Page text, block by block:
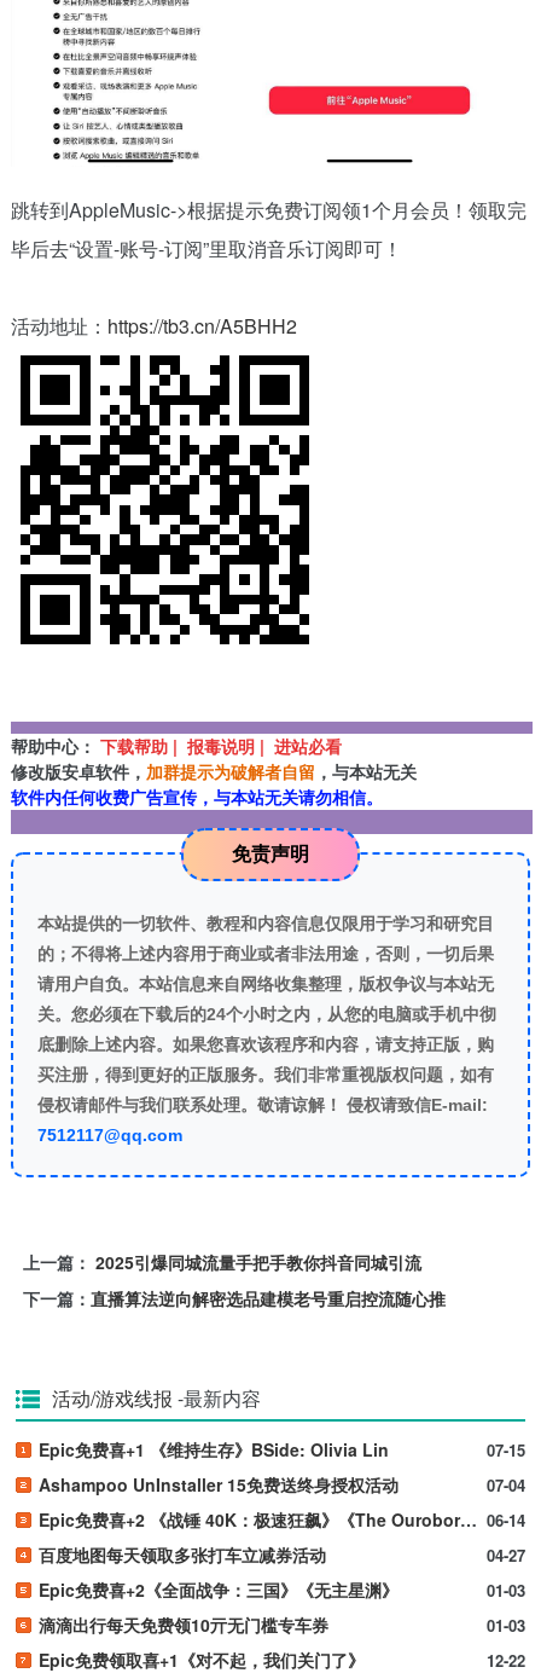
跳转到AppleMusic->根据提示免费订阅领1个月会员！领取完
毕后去“设置-账号-订阅”里取消音乐订阅即可！
活动地址： https://tb3.cn/A5BHH2
帮助中心： 下载帮助 | 报毒说明 | 进站必看
修改版安卓软件， 加群提示为破解者自留 ，与本站无关
软件内任何收费广告宣传，与本站无关请勿相信。
免责声明
本站提供的一切软件、教程和内容信息仅限用于学习和研究目
的；不得将上述内容用于商业或者非法用途，否则，一切后果
请用户自负。本站信息来自网络收集整理，版权争议与本站无
关。您必须在下载后的24个小时之内，从您的电脑或手机中彻
底删除上述内容。如果您喜欢该程序和内容，请支持正版，购
买注册，得到更好的正版服务。我们非常重视版权问题，如有
侵权请邮件与我们联系处理。敬请谅解！ 侵权请致信E-mail:
7512117@qq.com
上一篇： 2025引爆同城流量手把手教你抖音同城引流
下一篇： 直播算法逆向解密选品建模老号重启控流随心推
活动/游戏线报 -最新内容
07-15
Epic免费喜+1 《维持生存》BSide: Olivia Lin
07-04
Ashampoo UnInstaller 15免费送终身授权活动
06-14
Epic免费喜+2 《战锤 40K：极速狂飙》《The Ouroboros King》
04-27
百度地图每天领取多张打车立减券活动
01-03
Epic免费喜+2《全面战争：三国》《无主星渊》
01-03
滴滴出行每天免费领10亓无门槛专车券
12-22
Epic免费领取喜+1《对不起，我们关门了》